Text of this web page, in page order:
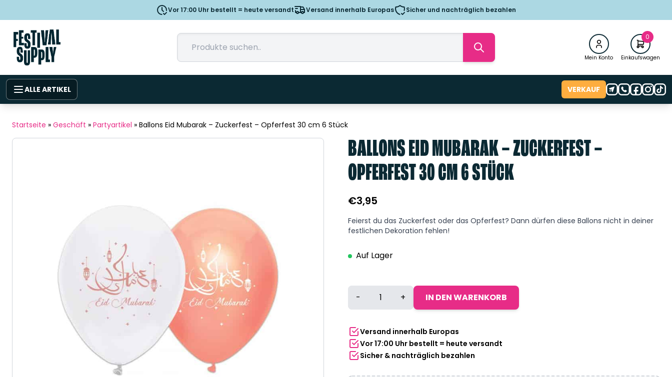
Vor 17:00 Uhr bestellt = heute versandt Versand innerhalb Europas Sicher und nachträglich bezahlen
Mein Konto
0
Einkaufswagen
ALLE ARTIKEL VERKAUF
Startseite » Geschäft » Partyartikel » Ballons Eid Mubarak – Zuckerfest – Opferfest 30 cm 6 Stück
BALLONS EID MUBARAK – ZUCKERFEST –
OPFERFEST 30 CM 6 STÜCK
€3,95
Feierst du das Zuckerfest oder das Opferfest? Dann dürfen diese Ballons nicht in deiner
festlichen Dekoration fehlen!
Auf Lager
Ballons
-
Zuckerfest
-
Opferfest
- + IN DEN WARENKORB
Versand innerhalb Europas
Vor 17:00 Uhr bestellt = heute versandt
Sicher & nachträglich bezahlen